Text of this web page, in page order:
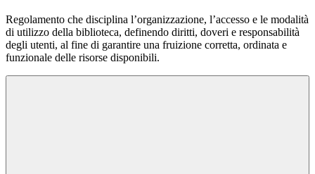
Regolamento che disciplina l’organizzazione, l’accesso e le modalità
di utilizzo della biblioteca, definendo diritti, doveri e responsabilità
degli utenti, al fine di garantire una fruizione corretta, ordinata e
funzionale delle risorse disponibili.